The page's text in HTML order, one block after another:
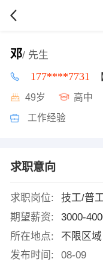
邓/ 先生
177****7731
49岁 高中
工作经验
求职意向
求职岗位:
技工/普
期望薪资:
3000-
所在地点:
不限区域
发布时间:
08-09